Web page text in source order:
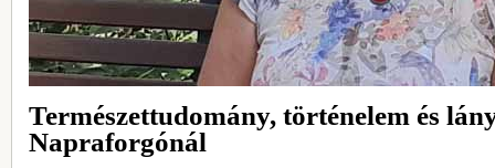
Természettudomány, történelem és
Napraforgónál